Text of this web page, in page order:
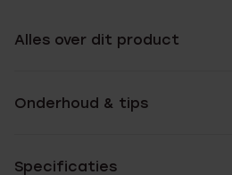
Alles over dit product
Onderhoud & tips
Specificaties